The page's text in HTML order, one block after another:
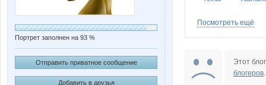
Портрет заполнен на 93 %
Отправить приватное сообщение
Добавить в друзья
Посмотреть ещё
Этот
блогеров.